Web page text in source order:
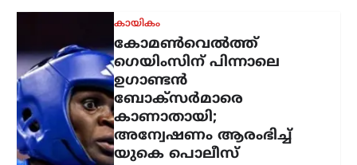
കേരളം,തിരുവനന്തപുരം,ലേറ്റസ്റ്റ് ന്യൂസ്
ക്ഷേമപെൻഷൻ
വിതരണത്തിൽ മാറ്റം;
സഹകരണ ബാങ്കുകളെ
ഒഴിവാക്കി; ഇനി തുക
നേരിട്ട് ബാങ്ക്
അക്കൗണ്ടിലേക്ക്